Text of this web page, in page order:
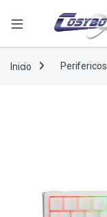
Inicio Perifericos